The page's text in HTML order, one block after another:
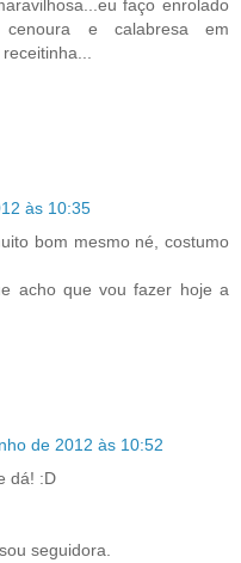
faço enrolado
e calabresa em
às 10:35
bom mesmo né, costumo
acho que vou fazer hoje a
de 2012 às 10:52
dá! :D
seguidora.